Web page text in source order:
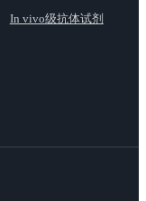
In vivo级抗体试剂